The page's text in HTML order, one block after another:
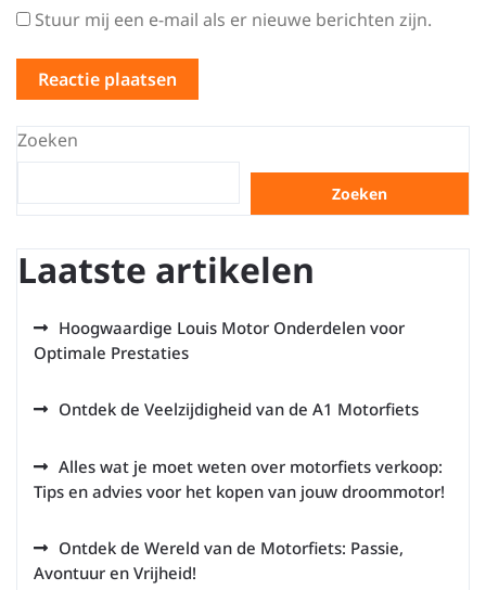
Stuur mij een e-mail als er nieuwe berichten zijn.
Zoeken
Zoeken
Laatste artikelen
Hoogwaardige Louis Motor Onderdelen voor
Optimale Prestaties
Ontdek de Veelzijdigheid van de A1 Motorfiets
Alles wat je moet weten over motorfiets verkoop:
Tips en advies voor het kopen van jouw droommotor!
Ontdek de Wereld van de Motorfiets: Passie,
Avontuur en Vrijheid!